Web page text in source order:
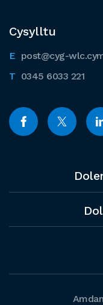
Cysylltu
post@cyg-
0345 6033 221